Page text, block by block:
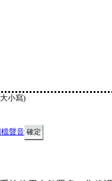
小寫)
聲音